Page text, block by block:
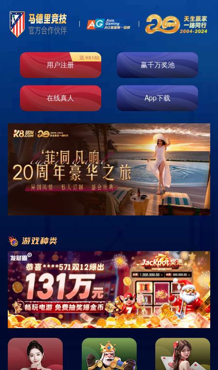
News
新闻资讯